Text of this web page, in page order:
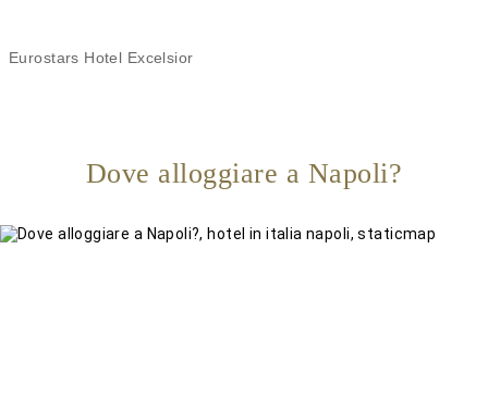
Eurostars Hotel Excelsior
Dove alloggiare a Napoli?